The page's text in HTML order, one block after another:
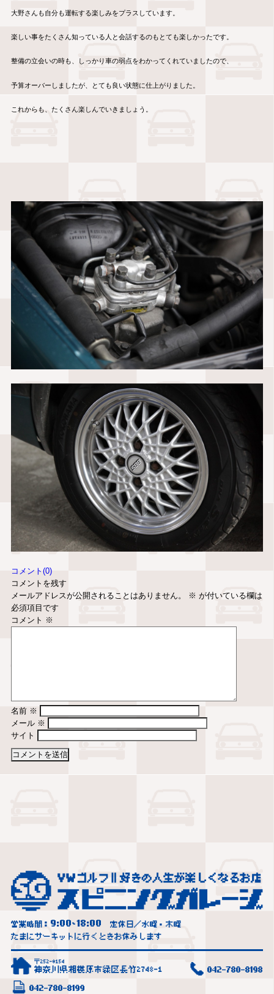
大野さんも自分も運転する楽しみをプラスしています。
楽しい事をたくさん知っている人と会話するのもとても楽しかったです。
整備の立会いの時も、しっかり車の弱点をわかってくれていましたので、
予算オーバーしましたが、とても良い状態に仕上がりました。
これからも、たくさん楽しんでいきましょう。
コメント(0)
コメントを残す
メールアドレスが公開されることはありません。
※ が付いている欄は
必須項目です
コメント ※
名前 ※
メール ※
サイト
営業時間： 9:00~18:00
定休日／水曜・木曜
たまにサーキットに行くときお休みします
〒252-0154
神奈川県相模原市緑区長竹2748-1 042-780-8198
042-780-8199